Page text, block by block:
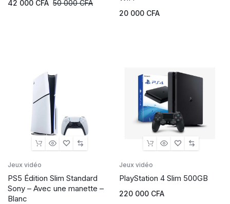
50 000CFA
42 000 CFA
20 000 CFA
Jeux vidéo
PS5 Édition Slim Standard
Sony – Avec une manette –
Blanc
Jeux vidéo
PlayStation 4 Slim 500GB
220 000 CFA